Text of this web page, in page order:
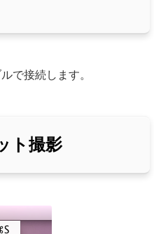
で接続します。
ト撮影